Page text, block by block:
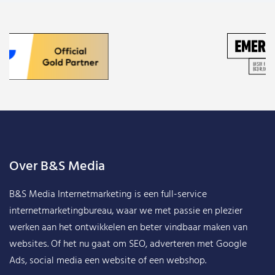
Over B&S Media
B&S Media Internetmarketing is een full-service
internetmarketingbureau, waar we met passie en plezier
werken aan het ontwikkelen en beter vindbaar maken van
websites. Of het nu gaat om SEO, adverteren met Google
Ads, social media een website of een webshop.